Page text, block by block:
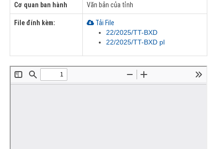
Cơ quan ban hành Văn bản của tỉnh
File đính kèm:
Tải File
22/2025/TT-BXD
22/2025/TT-BXD pl